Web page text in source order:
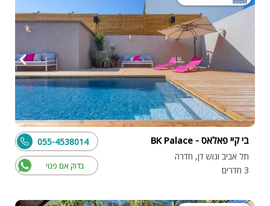
בי קיי פאלאס - BK Palace
תל אביב וגוש דן, חדרה
3 חדרים
בדוק אם פנוי
055-4538014